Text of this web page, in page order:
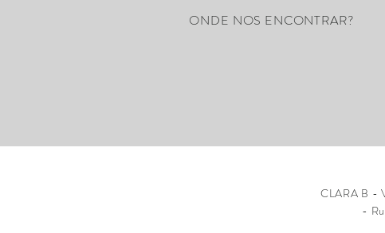
ONDE NOS ENCONTRAR?
CLARA B -
-